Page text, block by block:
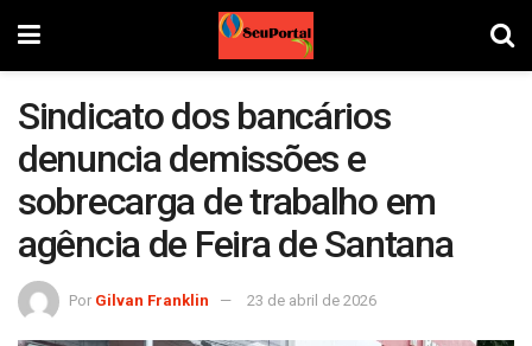
Sindicato dos bancários
denuncia demissões e
sobrecarga de trabalho em
agência de Feira de Santana
Por Gilvan Franklin 23 de abril de 2026